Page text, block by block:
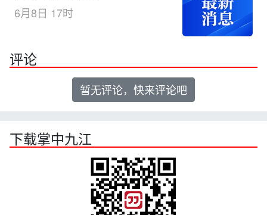
6月8日 17时
评论
暂无评论，快来评论吧
下载掌中九江